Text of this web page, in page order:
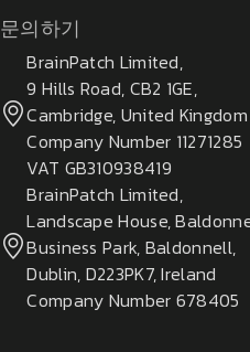
문의하기
BrainPatch Limited,
9 Hills Road, CB2 1GE,
Cambridge, United Kingdom
Company Number 11271285
VAT GB310938419
BrainPatch Limited,
Landscape House,
Business Park, Baldonnell,
Dublin, D223PK7, Ireland
Company Number 678405